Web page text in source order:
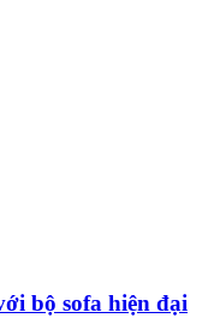
bộ sofa hiện đại